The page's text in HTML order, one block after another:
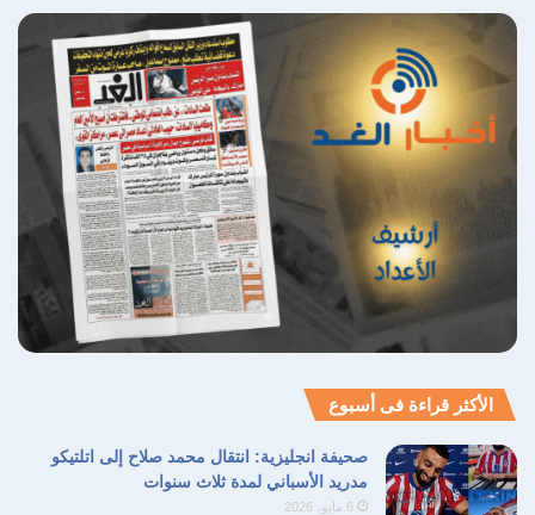
الأكثر قراءة فى أسبوع
صحيفة انجليزية: انتقال محمد صلاح إلى اتلتيكو
مدريد الأسباني لمدة ثلاث سنوات
6 مايو، 2026